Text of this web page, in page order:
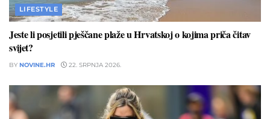
LIFESTYLE
Jeste li posjetili pješčane plaže u Hrvatskoj o kojima priča čitav
svijet?
BY NOVINE.HR 22. SRPNJA 2026.